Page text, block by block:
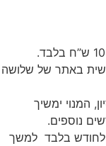
באתר של שלושה
המנוי ימשיך
ללא חודש ניסיון היא 89 שח לחודש בלבד למשך